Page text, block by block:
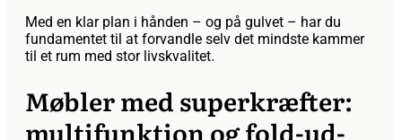
Med en klar plan i hånden – og på gulvet – har du
fundamentet til at forvandle selv det mindste kammer
til et rum med stor livskvalitet.
Møbler med superkræfter:
multifunktion og fold-ud-